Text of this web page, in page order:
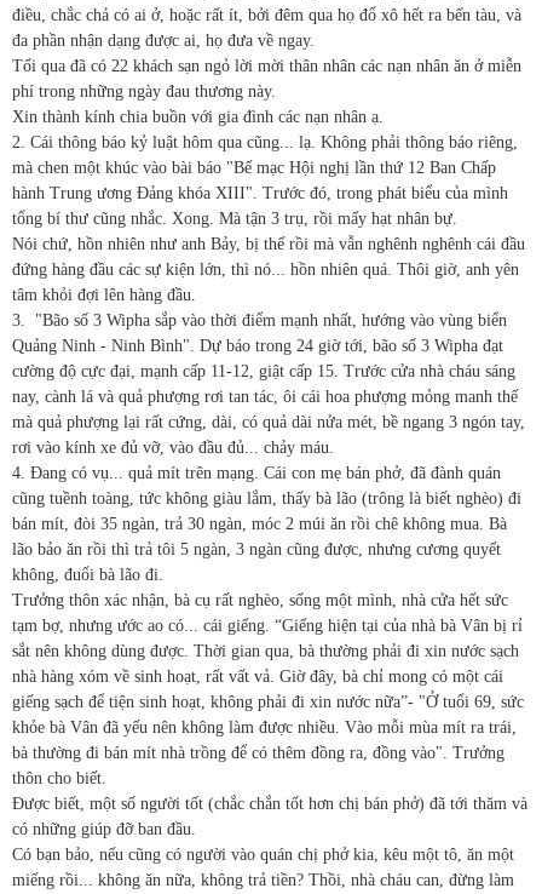
điều, chắc chả có ai ở, hoặc rất ít, bởi đêm qua họ đổ xô hết ra bến tàu, và
đa phần nhận dạng được ai, họ đưa về ngay.
Tối qua đã có 22 khách sạn ngỏ lời mời thân nhân các nạn nhân ăn ở miễn
phí trong những ngày đau thương này.
Xin thành kính chia buồn với gia đình các nạn nhân ạ.
2. Cái thông báo kỷ luật hôm qua cũng... lạ. Không phải thông báo riêng,
mà chen một khúc vào bài báo "Bế mạc Hội nghị lần thứ 12 Ban Chấp
hành Trung ương Đảng khóa XIII". Trước đó, trong phát biểu của mình
tổng bí thư cũng nhắc. Xong. Mà tận 3 trụ, rồi mấy hạt nhân bự.
Nói chứ, hồn nhiên như anh Bảy, bị thế rồi mà vẫn nghênh nghênh cái đầu
đứng hàng đầu các sự kiện lớn, thì nó... hồn nhiên quá. Thôi giờ, anh yên
tâm khỏi đợi lên hàng đầu.
3.
"Bão số 3 Wipha sắp vào thời điểm mạnh nhất, hướng vào vùng biển
Quảng Ninh - Ninh Bình". Dự báo trong 24 giờ tới, bão số 3 Wipha đạt
cường độ cực đại, mạnh cấp 11-12, giật cấp 15. Trước cửa nhà cháu sáng
nay, cành lá và quả phượng rơi tan tác, ôi cái hoa phượng mỏng manh thế
mà quả phượng lại rất cứng, dài, có quả dài nửa mét, bề ngang 3 ngón tay,
rơi vào kính xe đủ vỡ, vào đầu đủ... chảy máu.
4. Đang có vụ... quả mít trên mạng. Cái con mẹ bán phở, đã đành quán
cũng tuềnh toàng, tức không giàu lắm, thấy bà lão (trông là biết nghèo) đi
bán mít, đòi 35 ngàn, trả 30 ngàn, móc 2 múi ăn rồi chê không mua. Bà
lão bảo ăn rồi thì trả tôi 5 ngàn, 3 ngàn cũng được, nhưng cương quyết
không, đuổi bà lão đi.
Trưởng thôn xác nhận, bà cụ rất nghèo, sống một mình, nhà cửa hết sức
tạm bợ, nhưng ước ao có... cái giếng. “Giếng hiện tại của nhà bà Vân bị rỉ
sắt nên không dùng được. Thời gian qua, bà thường phải đi xin nước sạch
nhà hàng xóm về sinh hoạt, rất vất vả. Giờ đây, bà chỉ mong có một cái
giếng sạch để tiện sinh hoạt, không phải đi xin nước nữa”- "Ở tuổi 69, sức
khỏe bà Vân đã yếu nên không làm được nhiều. Vào mỗi mùa mít ra trái,
bà thường đi bán mít nhà trồng để có thêm đồng ra, đồng vào". Trưởng
thôn cho biết.
Được biết, một số người tốt (chắc chắn tốt hơn chị bán phở) đã tới thăm và
có những giúp đỡ ban đầu.
Có bạn bảo, nếu cũng có người vào quán chị phở kia, kêu một tô, ăn một
miếng rồi... không ăn nữa, không trả tiền? Thồi, nhà cháu can, đừng làm